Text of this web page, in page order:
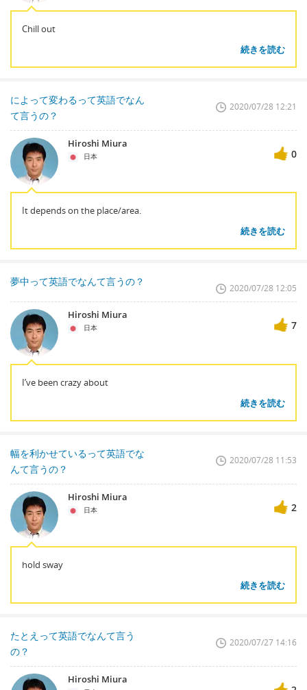
Chill out
続きを読む
によって変わるって英語でなん
て言うの？
2020/07/28 12:21
Hiroshi Miura
日本 0
It depends on the place/area.
続きを読む
夢中って英語でなんて言うの？
2020/07/28 12:05
Hiroshi Miura
日本 7
I’ve been crazy about
続きを読む
幅を利かせているって英語でな
んて言うの？
2020/07/28 11:53
Hiroshi Miura
日本 2
hold sway
続きを読む
たとえって英語でなんて言う
の？
2020/07/27 14:16
Hiroshi Miura